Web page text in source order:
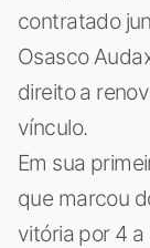
contratado
Osasco
direito a
vínculo.
Em sua
que marcou
vitória por 4 a